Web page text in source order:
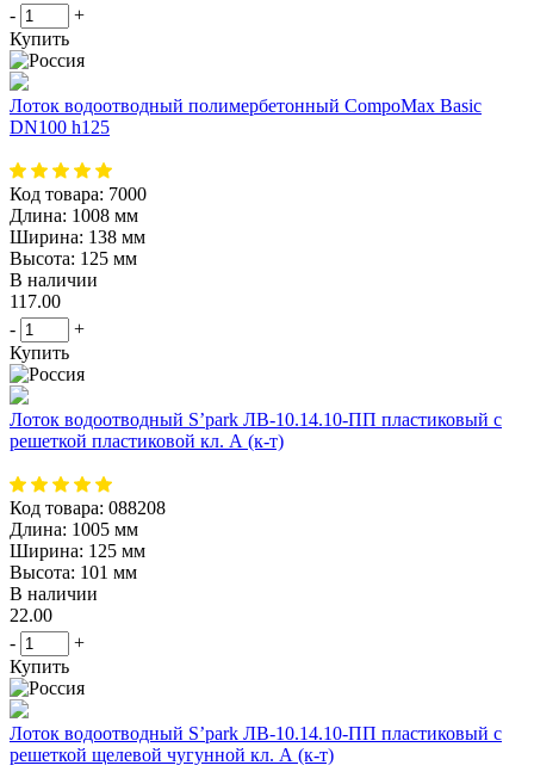
-
+
Купить
Лоток водоотводный полимербетонный CompoMax Basic
DN100 h125
Код товара: 7000
Длина: 1008 мм
Ширина: 138 мм
Высота: 125 мм
В наличии
117.00
-
+
Купить
Лоток водоотводный S’park ЛВ-10.14.10-ПП пластиковый с
решеткой пластиковой кл. А (к-т)
Код товара: 088208
Длина: 1005 мм
Ширина: 125 мм
Высота: 101 мм
В наличии
22.00
-
+
Купить
Лоток водоотводный S’park ЛВ-10.14.10-ПП пластиковый с
решеткой щелевой чугунной кл. А (к-т)